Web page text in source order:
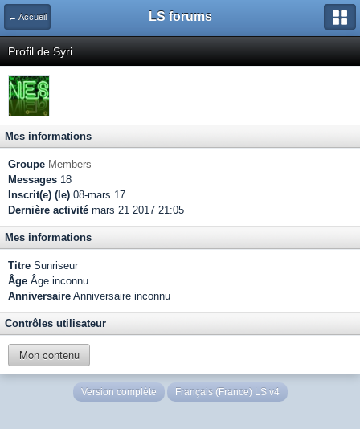
← Accueil LS forums
Profil de Syri
Mes informations
Groupe Members
Messages 18
Inscrit(e) (le) 08-mars 17
Dernière activité mars 21 2017 21:05
Mes informations
Titre Sunriseur
Âge Âge inconnu
Anniversaire Anniversaire inconnu
Contrôles utilisateur
Mon contenu
Version complète Français (France) LS v4